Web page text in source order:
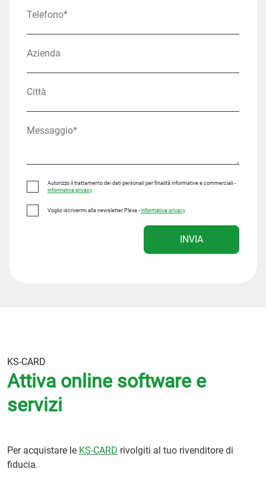
Autorizzo il trattamento dei dati personali per finalità informative e commerciali -
informativa privacy
Voglio iscrivermi alla newsletter Plexa -informativa privacy
INVIA
KS-CARD
Attiva online software e
servizi
Per acquistare le KS-CARD rivolgiti al tuo rivenditore di
fiducia.